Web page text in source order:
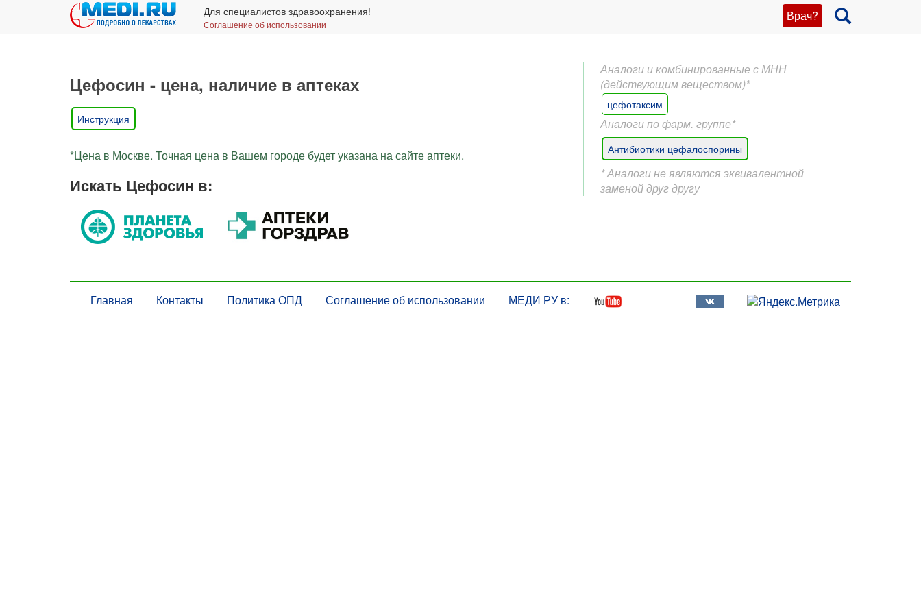
Врач?
Для специалистов здравоохранения!
Соглашение об использовании
Цефосин - цена, наличие в аптеках
Инструкция
*Цена в Москве. Точная цена в Вашем городе будет указана на сайте аптеки.
Искать Цефосин в:
Аналоги и комбинированные с МНН
(действующим веществом)*
цефотаксим
Аналоги по фарм. группе*
Антибиотики цефалоспорины
* Аналоги не являются эквивалентной
заменой друг другу
Главная Контакты Политика ОПД Соглашение об использовании МЕДИ РУ в: